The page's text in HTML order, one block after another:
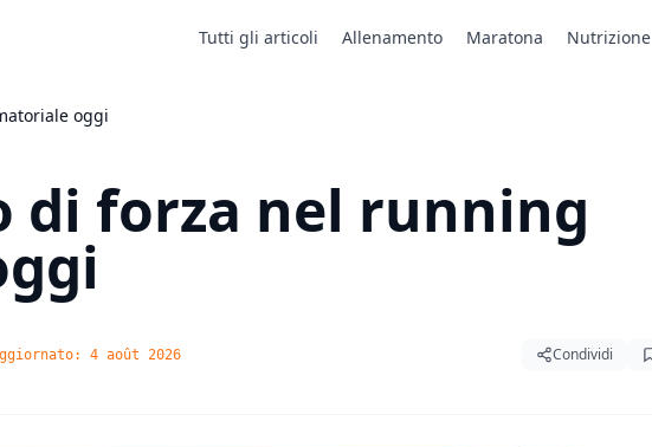
Tutti gli articoli Allenamento Maratona Nutrizione
oggi
di forza nel running
4 août 2026 Condividi